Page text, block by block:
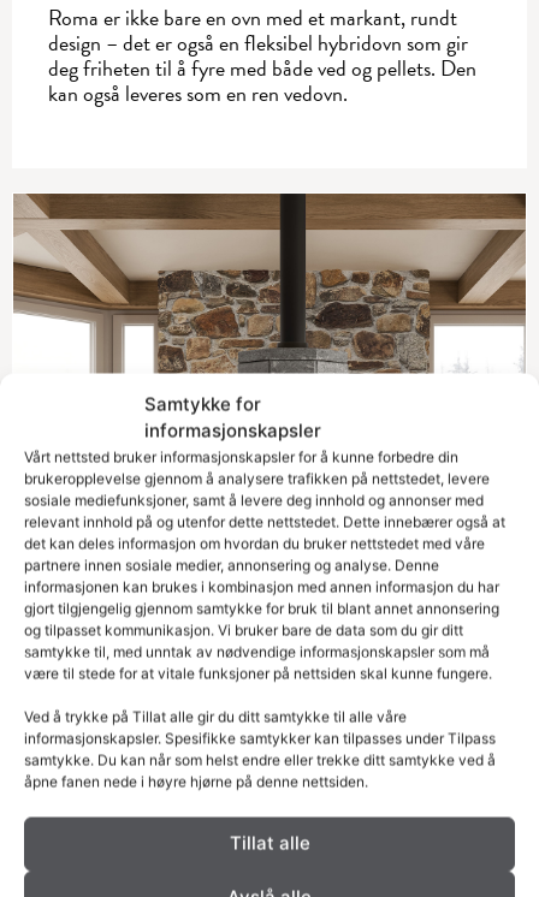
Samtykke for
informasjonskapsler
Vårt nettsted bruker informasjonskapsler for å kunne forbedre din
brukeropplevelse gjennom å analysere trafikken på nettstedet, levere
sosiale mediefunksjoner, samt å levere deg innhold og annonser med
relevant innhold på og utenfor dette nettstedet. Dette innebærer også at
det kan deles informasjon om hvordan du bruker nettstedet med våre
partnere innen sosiale medier, annonsering og analyse. Denne
informasjonen kan brukes i kombinasjon med annen informasjon du har
gjort tilgjengelig gjennom samtykke for bruk til blant annet annonsering
og tilpasset kommunikasjon. Vi bruker bare de data som du gir ditt
samtykke til, med unntak av nødvendige informasjonskapsler som må
være til stede for at vitale funksjoner på nettsiden skal kunne fungere.
Ved å trykke på Tillat alle gir du ditt samtykke til alle våre
informasjonskapsler. Spesifikke samtykker kan tilpasses under Tilpass
samtykke. Du kan når som helst endre eller trekke ditt samtykke ved å
åpne fanen nede i høyre hjørne på denne nettsiden.
Tillat alle
Roma er ikke bare en ovn med et markant, rundt
design – det er også en fleksibel hybridovn som gir
deg friheten til å fyre med både ved og pellets. Den
kan også leveres som en ren vedovn.